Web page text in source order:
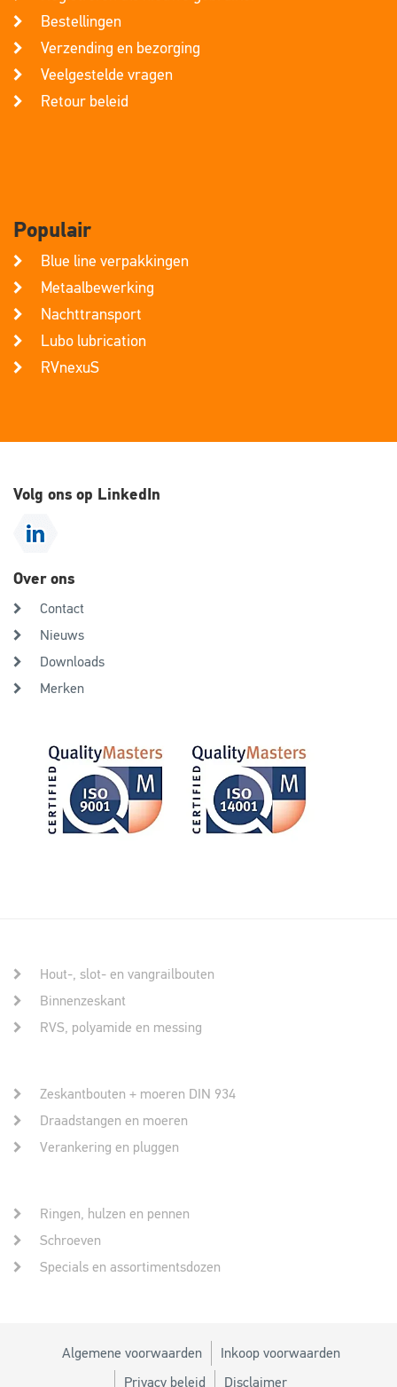
Bestellingen
Verzending en bezorging
Veelgestelde vragen
Retour beleid
Populair
Blue line verpakkingen
Metaalbewerking
Nachttransport
Lubo lubrication
RVnexuS
Volg ons op LinkedIn
Over ons
Contact
Nieuws
Downloads
Merken
Hout-, slot- en vangrailbouten
Binnenzeskant
RVS, polyamide en messing
Zeskantbouten + moeren DIN 934
Draadstangen en moeren
Verankering en pluggen
Ringen, hulzen en pennen
Schroeven
Specials en assortimentsdozen
Algemene voorwaarden Inkoop voorwaarden
Privacy beleid Disclaimer